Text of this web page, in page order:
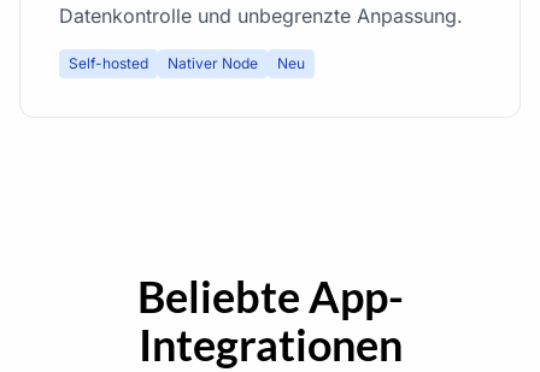
Datenkontrolle und unbegrenzte Anpassung.
Self-hosted Nativer Node Neu
Beliebte App-
Integrationen